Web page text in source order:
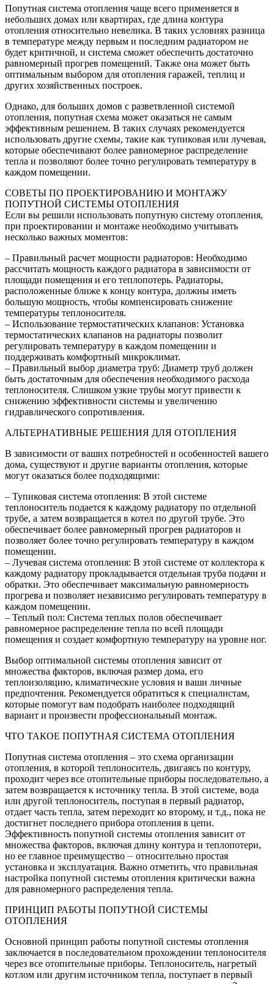
Попутная система отопления чаще всего применяется в
небольших домах или квартирах, где длина контура
отопления относительно невелика. В таких условиях разница
в температуре между первым и последним радиатором не
будет критичной, и система сможет обеспечить достаточно
равномерный прогрев помещений. Также она может быть
оптимальным выбором для отопления гаражей, теплиц и
других хозяйственных построек.
Однако, для больших домов с разветвленной системой
отопления, попутная схема может оказаться не самым
эффективным решением. В таких случаях рекомендуется
использовать другие схемы, такие как тупиковая или лучевая,
которые обеспечивают более равномерное распределение
тепла и позволяют более точно регулировать температуру в
каждом помещении.
СОВЕТЫ ПО ПРОЕКТИРОВАНИЮ И МОНТАЖУ
ПОПУТНОЙ СИСТЕМЫ ОТОПЛЕНИЯ
Если вы решили использовать попутную систему отопления,
при проектировании и монтаже необходимо учитывать
несколько важных моментов:
– Правильный расчет мощности радиаторов: Необходимо
рассчитать мощность каждого радиатора в зависимости от
площади помещения и его теплопотерь. Радиаторы,
расположенные ближе к концу контура, должны иметь
большую мощность, чтобы компенсировать снижение
температуры теплоносителя.
– Использование термостатических клапанов: Установка
термостатических клапанов на радиаторы позволит
регулировать температуру в каждом помещении и
поддерживать комфортный микроклимат.
– Правильный выбор диаметра труб: Диаметр труб должен
быть достаточным для обеспечения необходимого расхода
теплоносителя. Слишком узкие трубы могут привести к
снижению эффективности системы и увеличению
гидравлического сопротивления.
АЛЬТЕРНАТИВНЫЕ РЕШЕНИЯ ДЛЯ ОТОПЛЕНИЯ
В зависимости от ваших потребностей и особенностей вашего
дома, существуют и другие варианты отопления, которые
могут оказаться более подходящими:
– Тупиковая система отопления: В этой системе
теплоноситель подается к каждому радиатору по отдельной
трубе, а затем возвращается в котел по другой трубе. Это
обеспечивает более равномерный прогрев радиаторов и
позволяет более точно регулировать температуру в каждом
помещении.
– Лучевая система отопления: В этой системе от коллектора к
каждому радиатору прокладывается отдельная труба подачи и
обратки. Это обеспечивает максимальную равномерность
прогрева и позволяет независимо регулировать температуру в
каждом помещении.
– Теплый пол: Система теплых полов обеспечивает
равномерное распределение тепла по всей площади
помещения и создает комфортную температуру на уровне ног.
Выбор оптимальной системы отопления зависит от
множества факторов, включая размер дома, его
теплоизоляцию, климатические условия и ваши личные
предпочтения. Рекомендуется обратиться к специалистам,
которые помогут вам подобрать наиболее подходящий
вариант и произвести профессиональный монтаж.
ЧТО ТАКОЕ ПОПУТНАЯ СИСТЕМА ОТОПЛЕНИЯ
Попутная система отопления – это схема организации
отопления, в которой теплоноситель, двигаясь по контуру,
проходит через все отопительные приборы последовательно, а
затем возвращается к источнику тепла. В этой системе, вода
или другой теплоноситель, поступая в первый радиатор,
отдает часть тепла, затем переходит ко второму, и т.д., пока не
достигнет последнего прибора отопления в цепи.
Эффективность попутной системы отопления зависит от
множества факторов, включая длину контура и теплопотери,
но ее главное преимущество ⏤ относительно простая
установка и эксплуатация. Важно отметить, что правильная
настройка попутной системы отопления критически важна
для равномерного распределения тепла.
ПРИНЦИП РАБОТЫ ПОПУТНОЙ СИСТЕМЫ
ОТОПЛЕНИЯ
Основной принцип работы попутной системы отопления
заключается в последовательном прохождении теплоносителя
через все отопительные приборы. Теплоноситель, нагретый
котлом или другим источником тепла, поступает в первый